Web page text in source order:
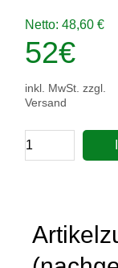
Netto: 48,60 €
52€
inkl. MwSt. zzgl.
Versand